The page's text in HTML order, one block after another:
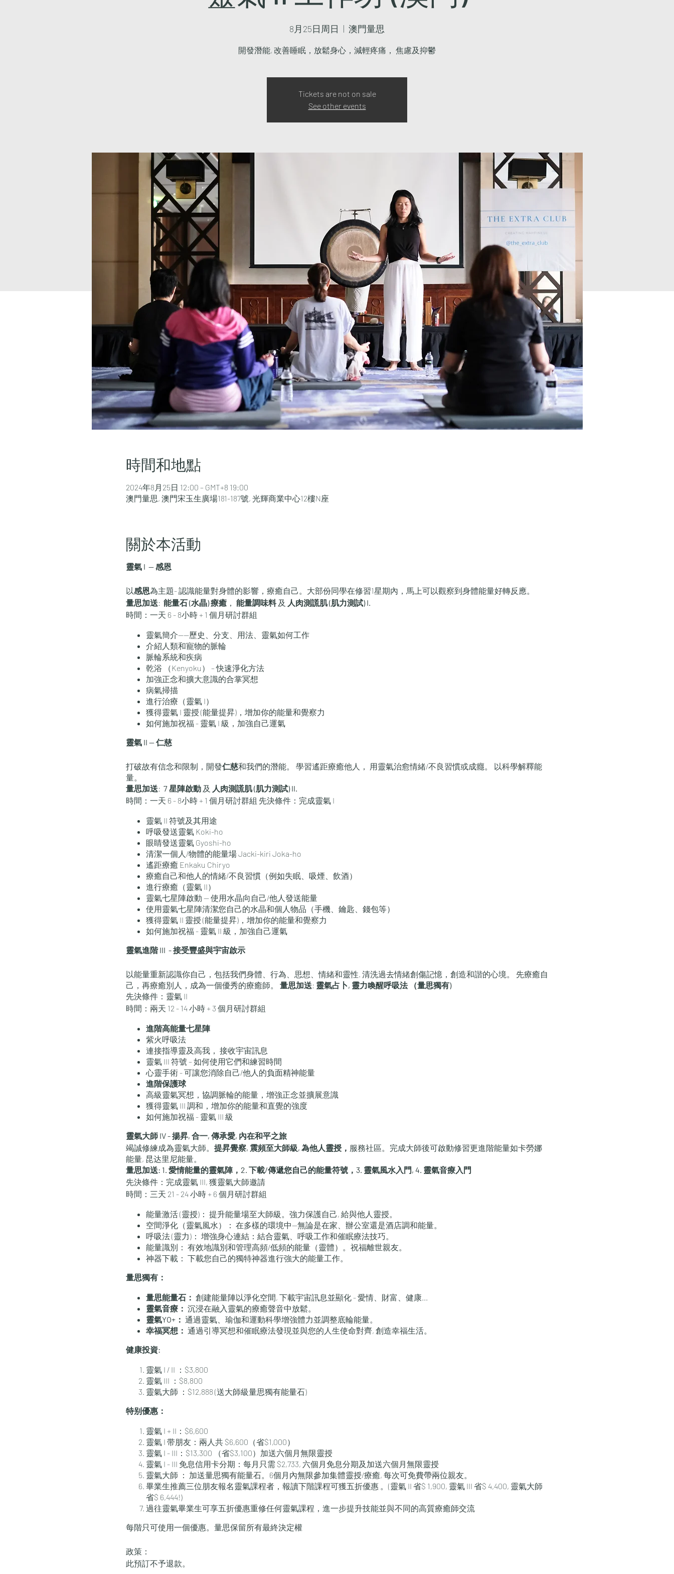
8月25日周日
  |
澳門量思
開發潛能, 改善睡眠，放鬆身心，減輕疼痛， 焦慮及抑鬱
Tickets are not on sale
See other events
時間和地點
2024年8月25日 12:00 – GMT+8 19:00
澳門量思, 澳門宋玉生廣場181-187號, 光輝商業中心12樓N座
關於本活動
靈氣 I —感恩
以感恩為主題- 認識能量對身體的影響，療癒自己。大部份同學在修習1星期內，馬上可以觀察到身體能量好轉反應。
量思加送: 能量石 (水晶) 療癒， 能量調味料及 人肉測謊肌 (肌力測試) I.
時間：一天 6 - 8小時 + 1 個月研討群組
靈氣簡介——歷史、分支、用法、靈氣如何工作
介紹人類和寵物的脈輪
脈輪系統和疾病
乾浴 （Kenyoku） – 快速淨化方法
加強正念和擴大意識的合掌冥想
病氣掃描
進行治療（靈氣 I）
獲得靈氣 I 靈授 (能量提昇)，增加你的能量和覺察力
如何施加祝福 - 靈氣 I 級，加強自己運氣
靈氣 II — 仁慈
打破故有信念和限制，開發仁慈和我們的潛能。 學習遙距療癒他人， 用靈氣治愈情緒/不良習慣或成癮。 以科學解釋能
量。
量思加送: 7 星陣啟動及 人肉測謊肌 (肌力測試) II.
時間：一天 6 - 8小時 ​+ 1 個月研討群組 先決條件：完成靈氣 I
靈氣 II 符號及其用途
呼吸發送靈氣 Koki-ho
眼睛發送靈氣 Gyoshi-ho
清潔一個人/物體的能量場 Jacki-kiri Joka-ho
遙距療癒 Enkaku Chiryo
療癒自己和他人的情緒/不良習慣（例如失眠、吸煙、飲酒）
進行療癒（靈氣 II）
靈氣七星陣啟動 — 使用水晶向自己/他人發送能量
使用靈氣七星陣清潔您自己的水晶和個人物品（手機、鑰匙、錢包等）
獲得靈氣 II 靈授 (能量提昇)，增加你的能量和覺察力
如何施加祝福 - 靈氣 II 級，加強自己運氣
靈氣進階 III - 接受豐盛與宇宙啟示
以能量重新認識你自己，包括我們身體、行為、思想、情緒和靈性. 清洗過去情緒創傷記憶，創造和諧的心境。 先療癒自
己，再療癒別人，成為一個優秀的療癒師。 量思加送: 靈氣占卜, 靈力喚醒呼吸法 （量思獨有)
先決條件：靈氣 II
時間：兩天 12 - 14 小時 ​+ 3 個月研討群組
進階高能量七星陣
紫火呼吸法
連接指導靈及高我， ​接收宇宙訊息
靈氣 III 符號 – 如何使用它們和練習時間
心靈手術 - 可讓您消除自己/他人的負面精神能量
進階保護球
高級靈氣冥想，協調脈輪的能量，增強正念並擴展意識
獲得靈氣 III 調和，增加你的能量和直覺的強度
如何施加祝福 - 靈氣 III 級
靈氣大師 IV - 揚昇, 合一, 傳承愛, 內在和平之旅
竭誠修練成為靈氣大師。 提昇覺察, 震頻至大師級, 為他人靈授， 服務社區。完成大師後可啟動修習更進階能量如卡勞娜
能量, 昆达里尼能量。
量思加送: 1. 愛情能量的靈氣陣，2. 下載/傳遞您自己的能量符號，3. 靈氣風水入門, 4. 靈氣音療入門
先決條件：完成靈氣 III, 獲靈氣大師邀請
時間：三天 21 - 24 小時 ​+ 6 個月研討群組
能量激活 (靈授)： 提升能量場至大師級。強力保護自己, 給與他人靈授。
空間淨化（靈氣風水）： 在多樣的環境中—無論是在家、辦公室還是酒店調和能量。
呼吸法 (靈力)： 增強身心連結：結合靈氣、呼吸工作和催眠療法技巧。
能量識別： 有效地識別和管理高頻/低頻的能量（靈體）。祝福離世親友。
神器下載： 下載您自己的獨特神器進行強大的能量工作。
量思獨有：
量思能量石： 創建能量陣以淨化空間, 下載宇宙訊息並顯化 - 愛情、財富、健康...
靈氣音療： 沉浸在融入靈氣的療癒聲音中放鬆。
靈氣YO+： 通過靈氣、瑜伽和運動科學增強體力並調整底輪能量。
幸福冥想： 通過引導冥想和催眠療法發現並與您的人生使命對齊, 創造幸福生活。
健康投資:
靈氣 I / II ：$3,800
靈氣 III ：$8,800
靈氣大師 ：$12,888 (送大師級量思獨有能量石)
特别優惠：
靈氣 I + II：$6,600
靈氣 I 带朋友：兩人共 $6,600（省$1,000）
靈氣 I - III：$13,300 （省$3,100）加送六個月無限靈授
靈氣 I - III 免息信用卡分期：每月只需 $2,733, 六個月免息分期及加送六個月無限靈授
靈氣大師 ： 加送量思獨有能量石。6個月內無限參加集體靈授/療癒, 每次可免費帶兩位親友。
畢業生推薦三位朋友報名靈氣課程者，報讀下階課程可獲五折優惠 。(靈氣 II 省$ 1,900, 靈氣 III 省$ 4,400, 靈氣大師
省$ 6,444!)
過往靈氣畢業生可享五折優惠重修任何靈氣課程，進一步提升技能並與不同的高質療癒師交流
每階只可使用一個優惠。量思保留所有最終決定權
政策：
此預訂不予退款。